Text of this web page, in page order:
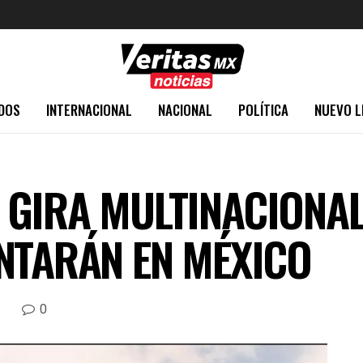
INTERNACIONAL NACIONAL POLÍTICA NUEVO
EN MÉXICO
0